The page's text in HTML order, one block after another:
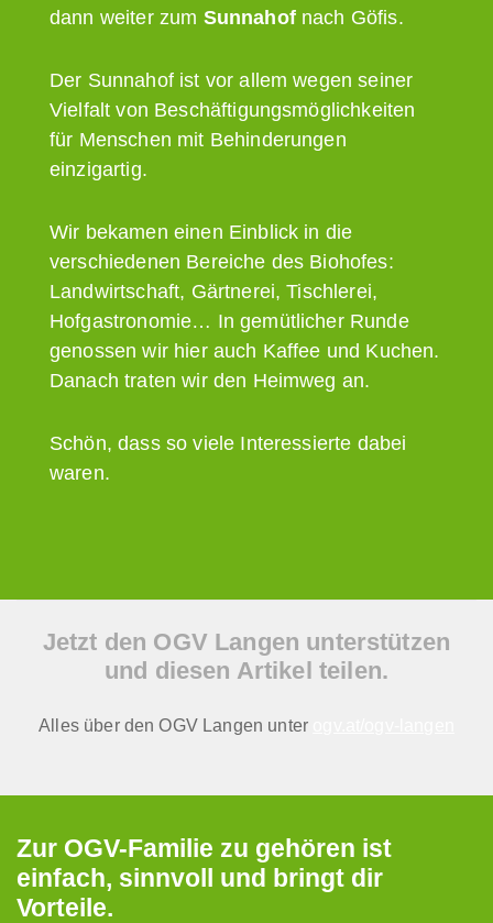
dann weiter zum Sunnahof nach Göfis.
Der Sunnahof ist vor allem wegen seiner
Vielfalt von Beschäftigungsmöglichkeiten
für Menschen mit Behinderungen
einzigartig.
Wir bekamen einen Einblick in die
verschiedenen Bereiche des Biohofes:
Landwirtschaft, Gärtnerei, Tischlerei,
Hofgastronomie… In gemütlicher Runde
genossen wir hier auch Kaffee und Kuchen.
Danach traten wir den Heimweg an.
Schön, dass so viele Interessierte dabei
waren.
Jetzt den OGV Langen unterstützen
und diesen Artikel teilen.
Alles über den OGV Langen unter
Zur OGV-Familie zu gehören ist
einfach, sinnvoll und bringt dir
Vorteile.